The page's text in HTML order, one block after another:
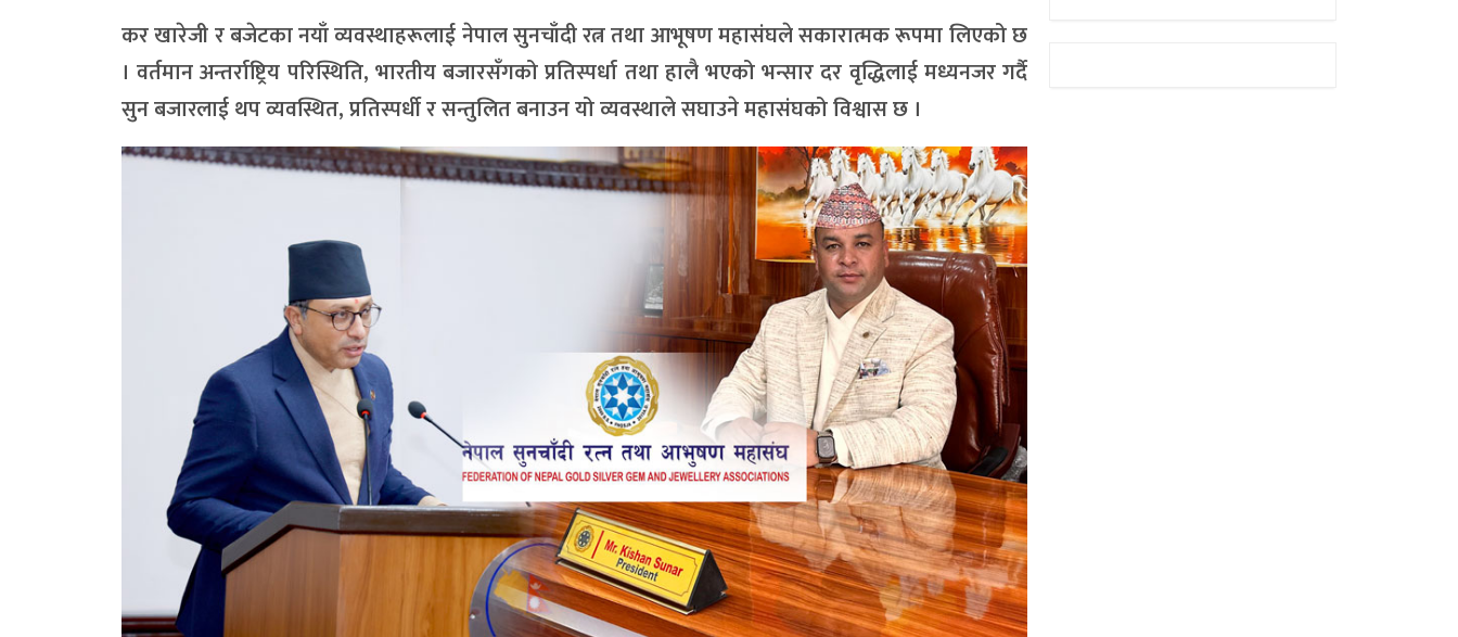
कर खारेजी र बजेटका नयाँ व्यवस्थाहरूलाई नेपाल सुनचाँदी रत्न तथा आभूषण महासंघले सकारात्मक रूपमा लिएको छ
। वर्तमान अन्तर्राष्ट्रिय परिस्थिति, भारतीय बजारसँगको प्रतिस्पर्धा तथा हालै भएको भन्सार दर वृद्धिलाई मध्यनजर गर्दै
सुन बजारलाई थप व्यवस्थित, प्रतिस्पर्धी र सन्तुलित बनाउन यो व्यवस्थाले सघाउने महासंघको विश्वास छ ।